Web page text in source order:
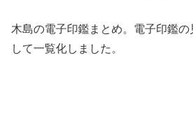
木島の電子印鑑まとめ。電子印鑑の
して一覧化しました。